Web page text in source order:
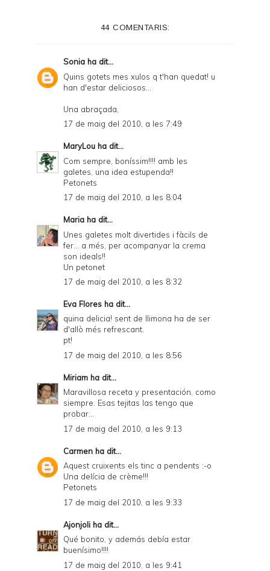
44 COMENTARIS:
Sonia ha dit...
Quins gotets mes xulos q t'han quedat! u
han d'estar deliciosos...
Una abraçada,
17 de maig del 2010, a les 7:49
MaryLou ha dit...
Com sempre, boníssim!!!! amb les
galetes, una idea estupenda!!
Petonets
17 de maig del 2010, a les 8:04
Maria ha dit...
Unes galetes molt divertides i fàcils de
fer... a més, per acompanyar la crema
son ideals!!
Un petonet
17 de maig del 2010, a les 8:32
Eva Flores ha dit...
quina delicia! sent de llimona ha de ser
d'allò més refrescant.
pt!
17 de maig del 2010, a les 8:56
Miriam ha dit...
Maravillosa receta y presentación, como
siempre. Esas tejitas las tengo que
probar...
17 de maig del 2010, a les 9:13
Carmen ha dit...
Aquest cruixents els tinc a pendents :-o
Una delícia de crème!!!
Petonets
17 de maig del 2010, a les 9:33
Ajonjoli ha dit...
Qué bonito, y además debía estar
buenísimo!!!!
17 de maig del 2010, a les 9:41